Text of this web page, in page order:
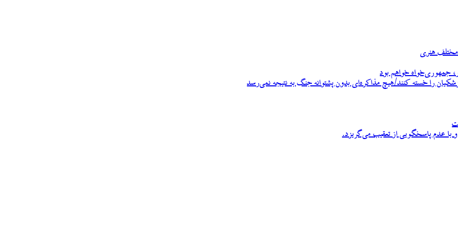
جمهوری‌خواه خواهم بود
را خسته کنند/هیچ مذاکره‌ای بدون پشتوانه جنگ به نتیجه نمی‌رسد
با عدم پاسخگویی از تعقیب می‌گریزد.